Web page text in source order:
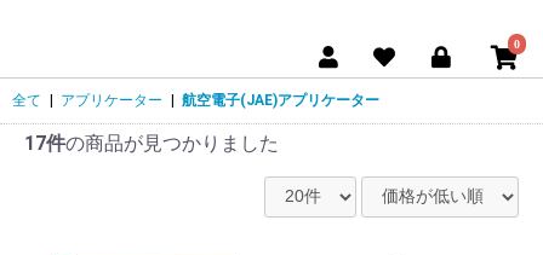
0
全て アプリケーター 航空電子(JAE)アプリケーター
17件の商品が見つかりました